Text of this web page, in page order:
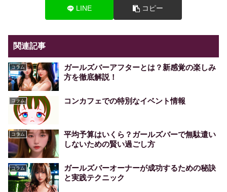
LINE コピー
関連記事
コラム
ガールズバーアフターとは？新感覚の楽しみ
方を徹底解説！
コラム コンカフェでの特別なイベント情報
コラム
平均予算はいくら？ガールズバーで無駄遣い
しないための賢い過ごし方
コラム
ガールズバーオーナーが成功するための秘訣
と実践テクニック